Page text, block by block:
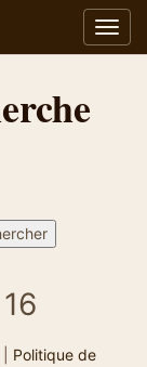
la
16
Politique de